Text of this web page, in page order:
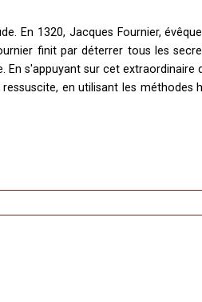
En 1320, Jacques Fournier,
finit par déterrer tous les
En s'appuyant sur cet extraordinaire
en utilisant les méthodes